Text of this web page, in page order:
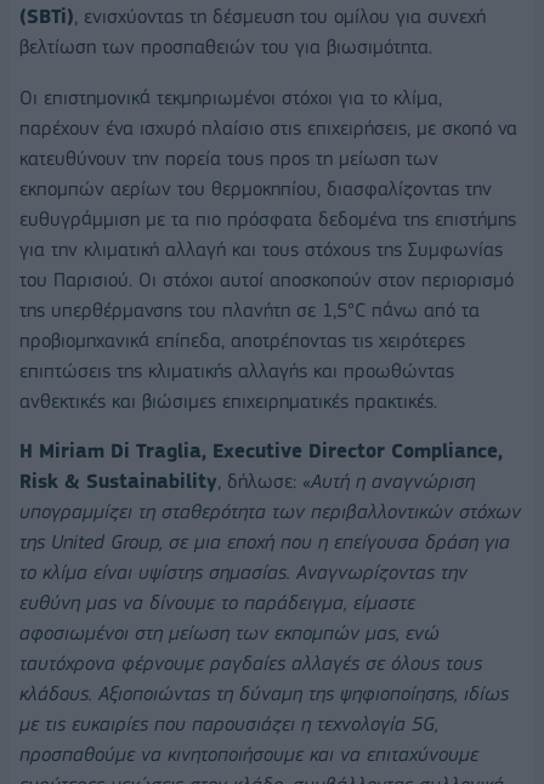
(SBTi) , ενισχύοντας τη δέσμευση του ομίλου για συνεχή
βελτίωση των προσπαθειών του για βιωσιμότητα.
Οι επιστημονικά τεκμηριωμένοι στόχοι για το κλίμα,
παρέχουν ένα ισχυρό πλαίσιο στις επιχειρήσεις, με σκοπό να
κατευθύνουν την πορεία τους προς τη μείωση των
εκπομπών αερίων του θερμοκηπίου, διασφαλίζοντας την
ευθυγράμμιση με τα πιο πρόσφατα δεδομένα της επιστήμης
για την κλιματική αλλαγή και τους στόχους της Συμφωνίας
του Παρισιού. Οι στόχοι αυτοί αποσκοπούν στον περιορισμό
της υπερθέρμανσης του πλανήτη σε 1,5°C πάνω από τα
προβιομηχανικά επίπεδα, αποτρέποντας τις χειρότερες
επιπτώσεις της κλιματικής αλλαγής και προωθώντας
ανθεκτικές και βιώσιμες επιχειρηματικές πρακτικές.
Η Miriam Di Traglia, Executive Director Compliance,
Risk & Sustainability, δήλωσε: «Αυτή η αναγνώριση
υπογραμμίζει τη σταθερότητα των περιβαλλοντικών στόχων
της United Group, σε μια εποχή που η επείγουσα δράση για
το κλίμα είναι υψίστης σημασίας. Αναγνωρίζοντας την
ευθύνη μας να δίνουμε το παράδειγμα, είμαστε
αφοσιωμένοι στη μείωση των εκπομπών μας, ενώ
ταυτόχρονα φέρνουμε ραγδαίες αλλαγές σε όλους τους
κλάδους. Αξιοποιώντας τη δύναμη της ψηφιοποίησης, ιδίως
με τις ευκαιρίες που παρουσιάζει η τεχνολογία 5G,
προσπαθούμε να κινητοποιήσουμε και να επιταχύνουμε